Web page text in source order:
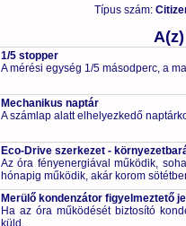
Típus szám:
1/5 stopper
A mérési egység 1/5 másodperc, a
Mechanikus naptár
A számlap alatt elhelyezkedő
Eco-Drive szerkezet -
Az óra fényenergiával működik,
hónapig működik, akár korom
Merülő kondenzátor figyelmeztető
Ha az óra működését biztosító
küld.